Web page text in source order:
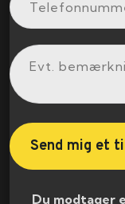
Du modtager